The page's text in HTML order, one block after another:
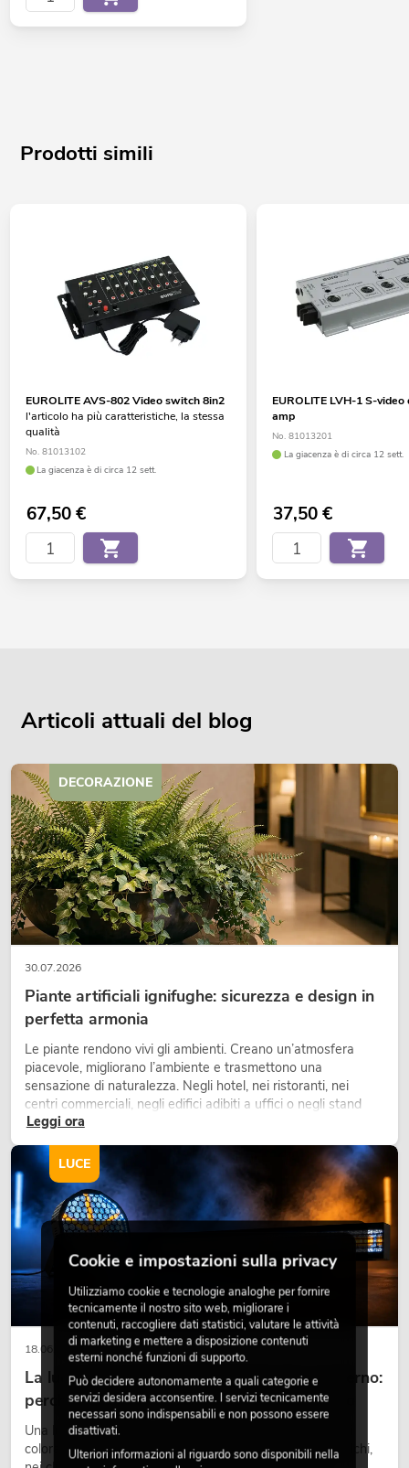
Prodotti simili
EUROLITE AVS-802 Video switch 8in2
l'articolo ha più caratteristiche, la stessa
qualità
No. 81013102
La giacenza è di circa 12 sett.
67,50€
EUROLITE LVH-1 S-
amp
No. 81013201
La giacenza è di circa 12 sett.
37,50€
Articoli attuali del blog
30.07.2026
Piante artificiali ignifughe: sicurezza e design in
perfetta armonia
Le piante rendono vivi gli ambienti. Creano un’atmosfera
piacevole, migliorano l’ambiente e trasmettono una
sensazione di naturalezza. Negli hotel, nei ristoranti, nei
centri commerciali, negli edifici adibiti a uffici o negli stand
fieristici, una vegetazione di alta qualità è ormai parte
integrante dei moderni progetti di arredamento.
Leggi ora
DECORAZIONE
18.06.2026
La luce retrò nel design illuminotecnico moderno:
perché la luce calda torna ad avere successo
Una luce molto calda, superfici luminose visibili e accenti
colorati caratterizzano molti lighting design attuali su palchi,
LUCE
Cookie e impostazioni sulla privacy
Utilizziamo cookie e tecnologie analoghe per fornire
tecnicamente il nostro sito web, migliorare i
contenuti, raccogliere dati statistici, valutare le attività
di marketing e mettere a disposizione contenuti
esterni nonché funzioni di supporto.
Può decidere autonomamente a quali categorie e
servizi desidera acconsentire. I servizi tecnicamente
necessari sono indispensabili e non possono essere
disattivati.
Ulteriori informazioni al riguardo sono disponibili nella